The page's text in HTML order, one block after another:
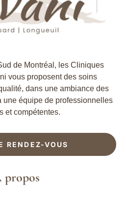
de Montréal, les Cliniques
vous proposent des soins
dans une ambiance des
une équipe de professionnelles
et compétentes.
RENDEZ-VOUS
propos